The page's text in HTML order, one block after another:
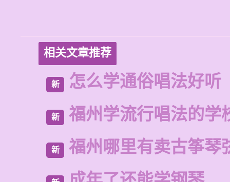
相关文章推荐
新 怎么学通俗唱法好听
新 福州学流行唱法的学
新 福州哪里有卖古筝琴